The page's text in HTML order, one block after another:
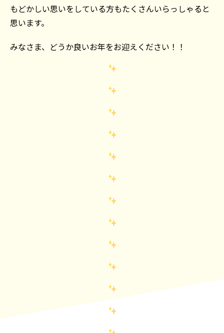
もどかしい思いをしている方もたくさんいらっしゃると
思います。
みなさま、どうか良いお年をお迎えください！！